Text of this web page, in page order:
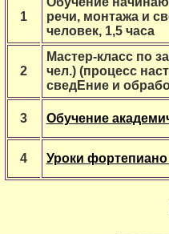
1
речи, монтажа и
человек, 1,5 часа
2
Мастер-класс по
чел.) (процесс
сведЕние и
3 Обучение
4 Уроки